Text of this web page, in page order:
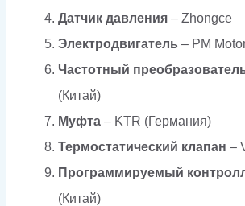
Датчик давления – Zhongce
Электродвигатель – PM
Частотный
(Китай)
Муфта – KTR (Германия)
Термостатический клапан –
Программируемый
(Китай)